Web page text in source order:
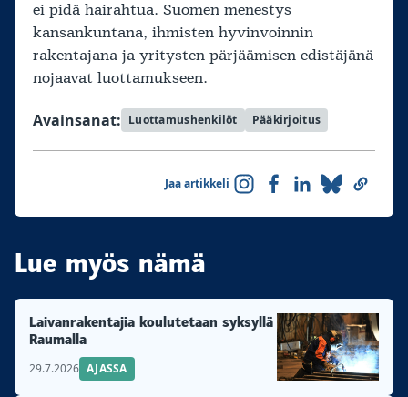
ei pidä hairahtua. Suomen menestys
kansankuntana, ihmisten hyvinvoinnin
rakentajana ja yritysten pärjäämisen edistäjänä
nojaavat luottamukseen.
Avainsanat: Luottamushenkilöt Pääkirjoitus
Jaa artikkeli
Lue myös nämä
Laivanrakentajia koulutetaan syksyllä
Raumalla
29.7.2026 AJASSA